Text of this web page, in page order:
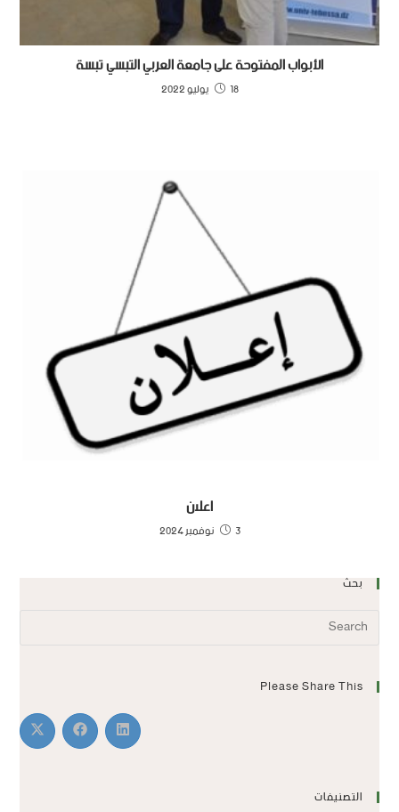
الأبواب المفتوحة على جامعة العربي التبسي تبسة
18 يوليو 2022
اعلان
3 نوفمبر 2024
بحث
Please Share This
التصنيفات